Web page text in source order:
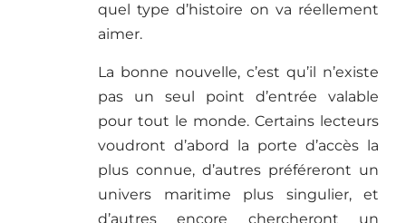
quel type d’histoire on va réellement
aimer.
La bonne nouvelle, c’est qu’il n’existe
pas un seul point d’entrée valable
pour tout le monde. Certains lecteurs
voudront d’abord la porte d’accès la
plus connue, d’autres préféreront un
univers maritime plus singulier, et
d’autres encore chercheront un